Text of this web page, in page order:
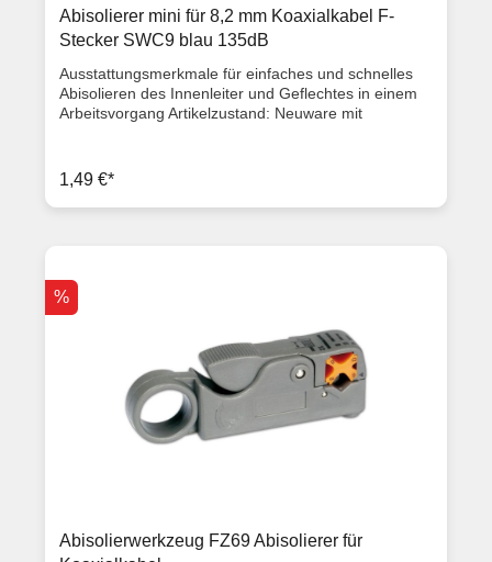
Abisolierer mini für 8,2 mm Koaxialkabel F-
Stecker SWC9 blau 135dB
Ausstattungsmerkmale für einfaches und schnelles
Abisolieren des Innenleiter und Geflechtes in einem
Arbeitsvorgang Artikelzustand: Neuware mit
1,49 €*
%
Abisolierwerkzeug FZ69 Abisolierer für